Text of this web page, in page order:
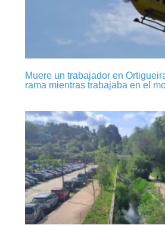
Muere un trabajador en
rama mientras trabajaba en el